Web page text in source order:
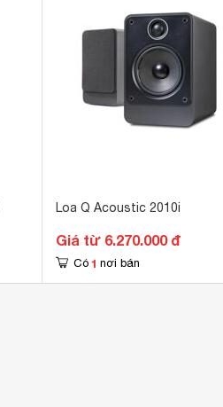
Loa Q Acoustic 2010i
Giá từ 6.270.000 đ
Có 1 nơi bán